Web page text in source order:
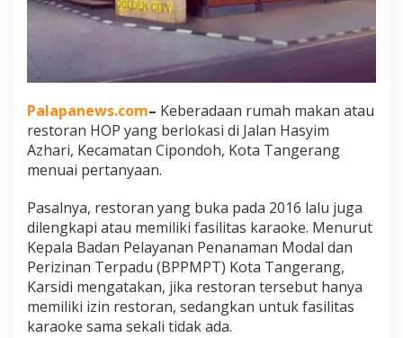
Palapanews.com– Keberadaan rumah makan atau
restoran HOP yang berlokasi di Jalan Hasyim
Azhari, Kecamatan Cipondoh, Kota Tangerang
menuai pertanyaan.
Pasalnya, restoran yang buka pada 2016 lalu juga
dilengkapi atau memiliki fasilitas karaoke. Menurut
Kepala Badan Pelayanan Penanaman Modal dan
Perizinan Terpadu (BPPMPT) Kota Tangerang,
Karsidi mengatakan, jika restoran tersebut hanya
memiliki izin restoran, sedangkan untuk fasilitas
karaoke sama sekali tidak ada.